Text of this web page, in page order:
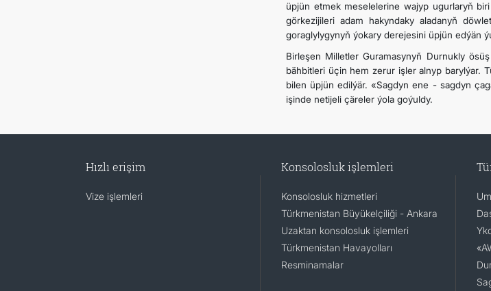
üpjün etmek meselelerine wajyp ugurlaryň
görkezijileri adam hakyndaky aladanyň
goraglylygynyň ýokary derejesini üpjün edýän
Birleşen Milletler Guramasynyň Durnukly
bähbitleri üçin hem zerur işler alnyp barylýar.
bilen üpjün edilýär. «Sagdyn ene - sagdyn
işinde netijeli çäreler ýola goýuldy.
Hızlı erişim
Vize işlemleri
Konsolosluk işlemleri
Konsolosluk hizmetleri
Türkmenistan Büyükelçiliği - Ankara
Uzaktan konsolosluk işlemleri
Türkmenistan Havayolları
Resminamalar